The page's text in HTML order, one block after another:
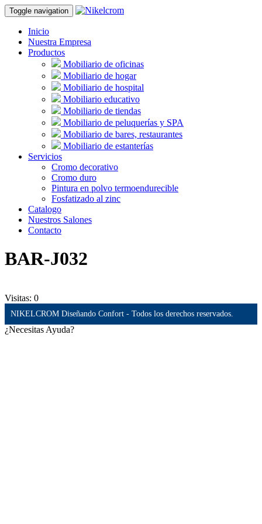
Toggle navigation
Inicio
Nuestra Empresa
Productos
Mobiliario de oficinas
Mobiliario de hogar
Mobiliario de hospital
Mobiliario educativo
Mobiliario de tiendas
Mobiliario de peluquerías y SPA
Mobiliario de bares, restaurantes
Mobiliario de estanterías
Servicios
Cromo decorativo
Cromo duro
Pintura en polvo termoendurecible
Fosfatizado al zinc
Catalogo
Nuestros Salones
Contacto
BAR-J032
Visitas: 0
NIKELCROM Diseñando Confort - Todos los derechos reservados.
¿Necesitas Ayuda?